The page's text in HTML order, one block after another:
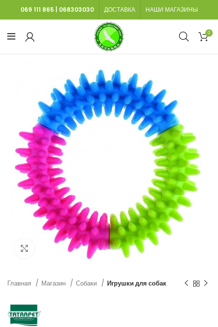
069 111 865 068303030 ДОСТАВКА НАШИ МАГАЗИНЫ
0
Нажмите, чтобы увеличить
Главная Магазин Собаки Игрушки для собак